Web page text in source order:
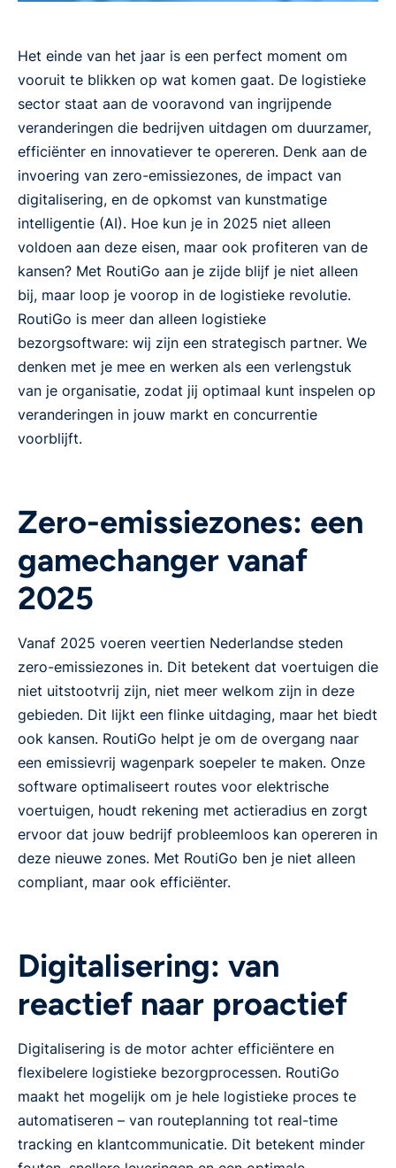
Het einde van het jaar is een perfect moment om
vooruit te blikken op wat komen gaat. De logistieke
sector staat aan de vooravond van ingrijpende
veranderingen die bedrijven uitdagen om duurzamer,
efficiënter en innovatiever te opereren. Denk aan de
invoering van zero-emissiezones, de impact van
digitalisering, en de opkomst van kunstmatige
intelligentie (AI). Hoe kun je in 2025 niet alleen
voldoen aan deze eisen, maar ook profiteren van de
kansen? Met RoutiGo aan je zijde blijf je niet alleen
bij, maar loop je voorop in de logistieke revolutie.
RoutiGo is meer dan alleen logistieke
bezorgsoftware: wij zijn een strategisch partner. We
denken met je mee en werken als een verlengstuk
van je organisatie, zodat jij optimaal kunt inspelen op
veranderingen in jouw markt en concurrentie
voorblijft.
Zero-emissiezones: een
gamechanger vanaf
2025
Vanaf 2025 voeren veertien Nederlandse steden
zero-emissiezones in. Dit betekent dat voertuigen die
niet uitstootvrij zijn, niet meer welkom zijn in deze
gebieden. Dit lijkt een flinke uitdaging, maar het biedt
ook kansen. RoutiGo helpt je om de overgang naar
een emissievrij wagenpark soepeler te maken. Onze
software optimaliseert routes voor elektrische
voertuigen, houdt rekening met actieradius en zorgt
ervoor dat jouw bedrijf probleemloos kan opereren in
deze nieuwe zones. Met RoutiGo ben je niet alleen
compliant, maar ook efficiënter.
Digitalisering: van
reactief naar proactief
Digitalisering is de motor achter efficiëntere en
flexibelere logistieke bezorgprocessen. RoutiGo
maakt het mogelijk om je hele logistieke proces te
automatiseren – van routeplanning tot real-time
tracking en klantcommunicatie. Dit betekent minder